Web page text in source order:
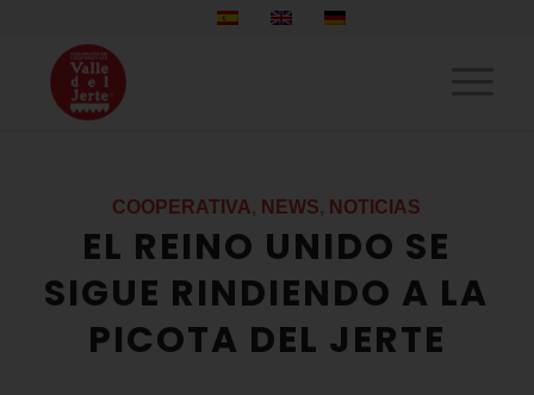
COOPERATIVA NEWS NOTICIAS
EL REINO UNIDO SE
SIGUE RINDIENDO A LA
PICOTA DEL JERTE